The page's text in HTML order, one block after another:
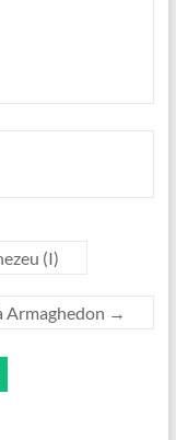
(I)
Armaghedon →